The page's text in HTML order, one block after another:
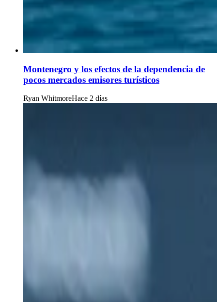
Montenegro y los efectos de la dependencia de
pocos mercados emisores turísticos
Ryan WhitmoreHace 2 días